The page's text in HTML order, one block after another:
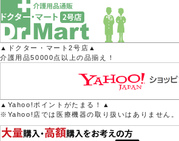
▲ドクター・マート2号店▲
介護用品50000点以上の品揃え！
▲Yahoo!ポイントがたまる！▲
※Yahoo!店では医療機器の取り扱いはありません。